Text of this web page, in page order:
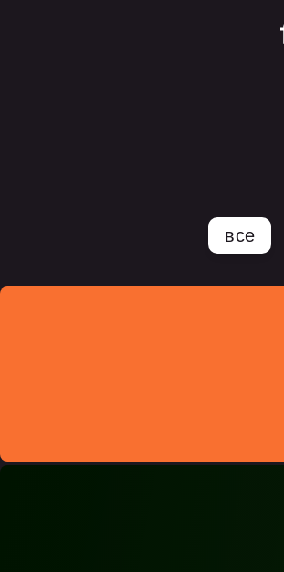
все